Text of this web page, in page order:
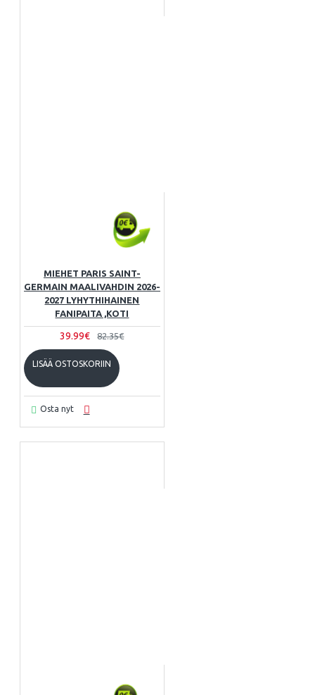
MIEHET PARIS SAINT-
GERMAIN MAALIVAHDIN 2026-
2027 LYHYTHIHAINEN
FANIPAITA ,KOTI
39.99€ 82.35€
LISÄÄ OSTOSKORIIN
Osta nyt